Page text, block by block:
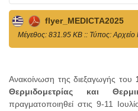
flyer_MEDICTA2025
Mέγεθος: 831.95 KB :: Τύπος: Αρχείο
Aνακοίνωση της διεξαγωγής του
Θερμιδομετρίας και
πραγματοποιηθεί στις 9-11